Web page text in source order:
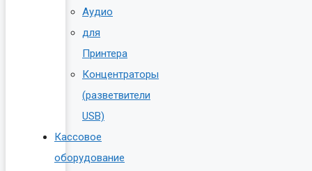
Аудио
для
Принтера
Концентраторы
(разветвители
USB)
Кассовое
оборудование